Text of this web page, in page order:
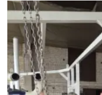
Lietuvos BVP galėtų
Tačiau norint
galimybės būtų
kartu, jog šalies
sako „Google“
Kubilius. „Kartu su
„Google.org“